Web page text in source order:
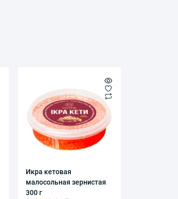
Икра кетовая
малосольная зернистая
300 г